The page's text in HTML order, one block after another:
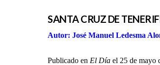
SANTA CRUZ DE
Autor: José Manuel Ledesma
Publicado en El Día el 25 de mayo